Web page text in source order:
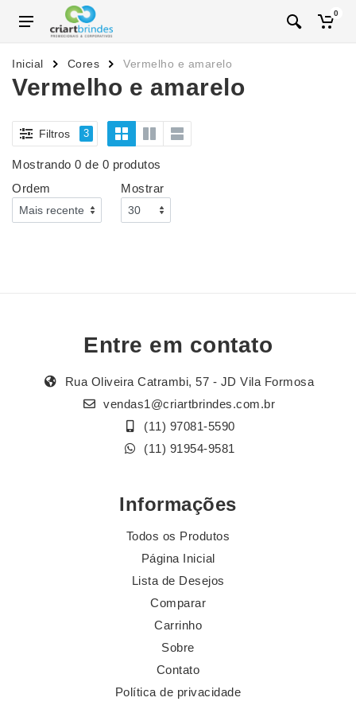
0
Inicial Cores Vermelho e amarelo
Vermelho e amarelo
Filtros 3
Mostrando 0 de 0 produtos
Ordem
Mostrar
Entre em contato
Rua Oliveira Catrambi, 57 - JD Vila Formosa
vendas1@criartbrindes.com.br
(11) 97081-5590
(11) 91954-9581
Informações
Todos os Produtos
Página Inicial
Lista de Desejos
Comparar
Carrinho
Sobre
Contato
Política de privacidade